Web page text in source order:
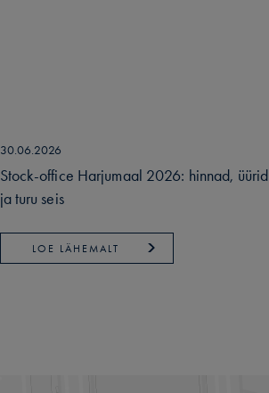
30.06.2026
Stock-office Harjumaal 2026: hinnad, üürid
ja turu seis
LOE LÄHEMALT